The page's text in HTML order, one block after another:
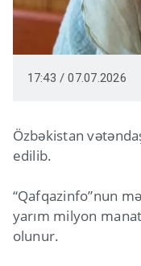
17:43 / 07.07.2026
Özbəkistan
edilib.
“Qafqazinfo”nun
yarım milyon
olunur.